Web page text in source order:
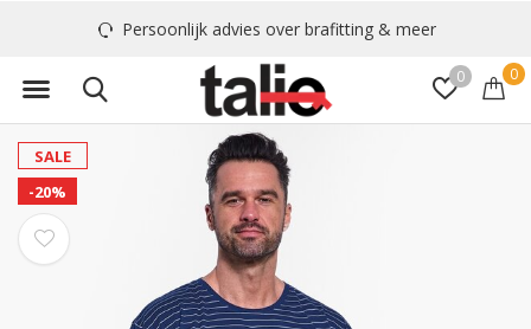
0 0
Persoonlijk advies over brafitting & meer
SALE
-20%